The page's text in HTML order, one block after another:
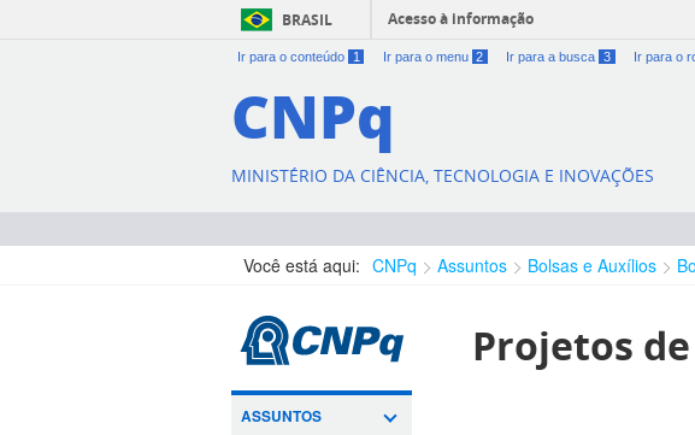
BRASIL Acesso à informação
Ir para o conteúdo 1 Ir para o menu 2 Ir para a busca 3 Ir para o
CNPq
MINISTÉRIO DA CIÊNCIA, TECNOLOGIA E INOVAÇÕES
Você está aqui: CNPq Assuntos Bolsas e Auxílios
ASSUNTOS
Projetos